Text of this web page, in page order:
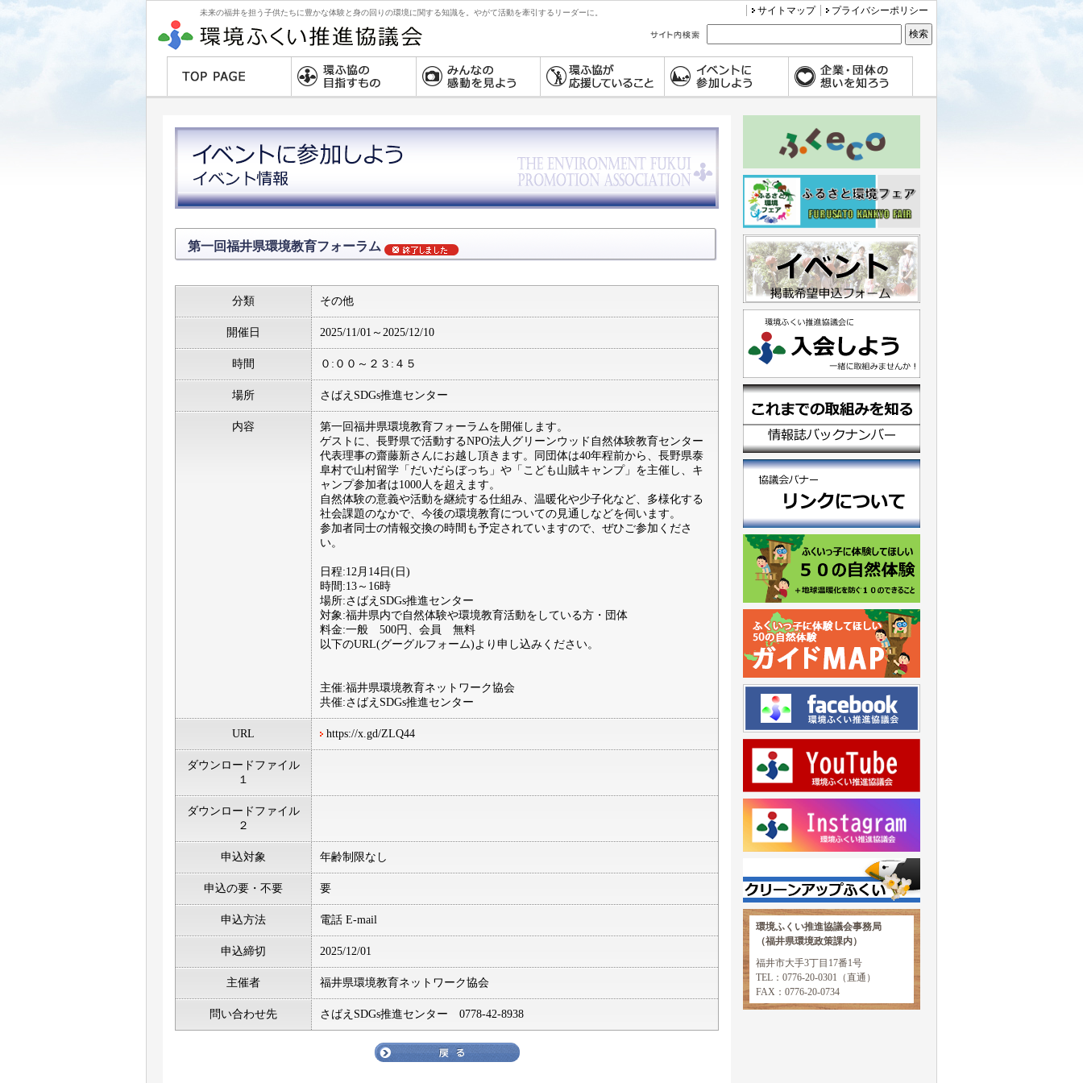
未来の福井を担う子供たちに豊かな体験と身の回りの環境に関する知識を。やがて活動を牽引するリーダーに。 サイトマップ プライバシーポリシー
第一回福井県環境教育フォーラム
分類 その他
開催日 2025/11/01～2025/12/10
時間 ０:００～２３:４５
場所 さばえSDGs推進センター
内容
第一回福井県環境教育フォーラムを開催します。
ゲストに、長野県で活動するNPO法人グリーンウッド自然体験教育センター
代表理事の齋藤新さんにお越し頂きます。同団体は40年程前から、長野県泰
阜村で山村留学「だいだらぼっち」や「こども山賊キャンプ」を主催し、キ
ャンプ参加者は1000人を超えます。
自然体験の意義や活動を継続する仕組み、温暖化や少子化など、多様化する
社会課題のなかで、今後の環境教育についての見通しなどを伺います。
参加者同士の情報交換の時間も予定されていますので、ぜひご参加くださ
い。
日程:12月14日(日)
時間:13～16時
場所:さばえSDGs推進センター
対象:福井県内で自然体験や環境教育活動をしている方・団体
料金:一般 500円、会員 無料
以下のURL(グーグルフォーム)より申し込みください。
主催:福井県環境教育ネットワーク協会
共催:さばえSDGs推進センター
URL https://x.gd/ZLQ44
ダウンロードファイル
１
ダウンロードファイル
２
申込対象 年齢制限なし
申込の要・不要 要
申込方法 電話 E-mail
申込締切 2025/12/01
主催者 福井県環境教育ネットワーク協会
問い合わせ先 さばえSDGs推進センター 0778-42-8938
環境ふくい推進協議会事務局
（福井県環境政策課内）
福井市大手3丁目17番1号
TEL：0776-20-0301（直通）
FAX：0776-20-0734